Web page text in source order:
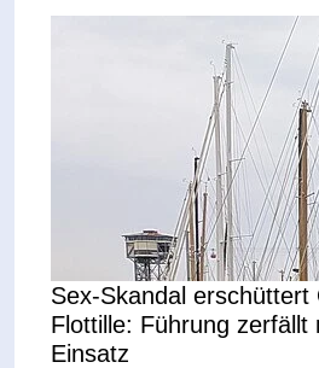
Sex-Skandal erschüttert
Flottille: Führung zerfällt
Einsatz